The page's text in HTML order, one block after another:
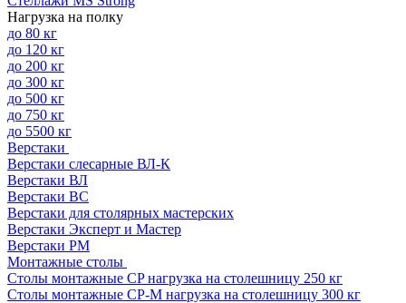
Нагрузка на полку
до 80 кг
до 120 кг
до 200 кг
до 300 кг
до 500 кг
до 750 кг
до 5500 кг
Верстаки
Верстаки слесарные ВЛ-К
Верстаки ВЛ
Верстаки ВС
Верстаки для столярных мастерских
Верстаки Эксперт и Мастер
Верстаки РМ
Монтажные столы
Столы монтажные СP нагрузка на столешницу 250 кг
Столы монтажные СР-М нагрузка на столешницу 300 кг